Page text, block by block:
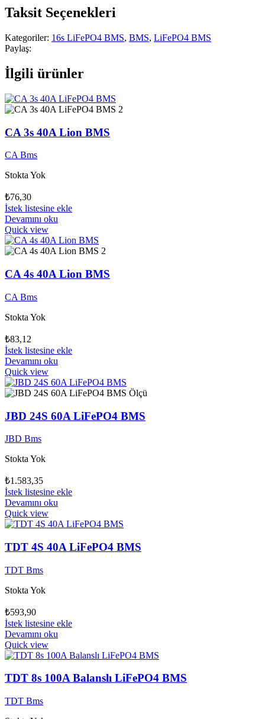
Taksit Seçenekleri
Kategoriler: 16s LiFePO4 BMS, BMS, LiFePO4 BMS
Paylaş:
İlgili ürünler
CA 3s 40A Lion BMS
CA Bms
Stokta Yok
₺76,30
İstek listesine ekle
Devamını oku
Quick view
CA 4s 40A Lion BMS
CA Bms
Stokta Yok
₺83,12
İstek listesine ekle
Devamını oku
Quick view
JBD 24S 60A LiFePO4 BMS
JBD Bms
Stokta Yok
₺1.583,35
İstek listesine ekle
Devamını oku
Quick view
TDT 4S 40A LiFePO4 BMS
TDT Bms
Stokta Yok
₺593,90
İstek listesine ekle
Devamını oku
Quick view
TDT 8s 100A Balanslı LiFePO4 BMS
TDT Bms